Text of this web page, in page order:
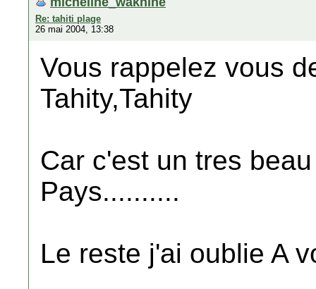
Re: tahiti plage
26 mai 2004, 13:38
Vous rappelez vous
Tahity,Tahity
Car c'est un tres
Pays..........
Le reste j'ai oublie A